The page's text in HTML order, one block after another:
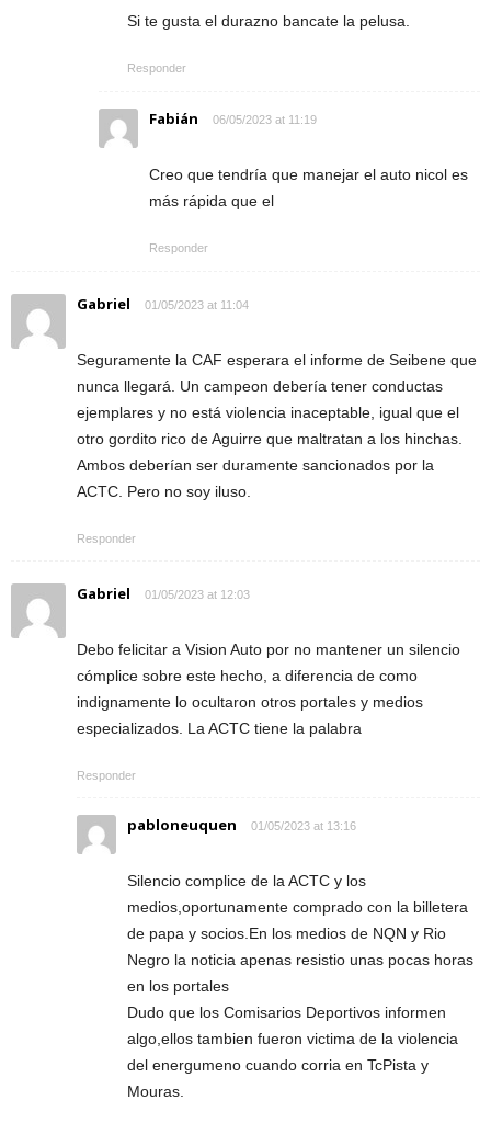
Si te gusta el durazno bancate la pelusa.
Responder
Fabián 06/05/2023 at 11:19
Creo que tendría que manejar el auto nicol es
más rápida que el
Responder
Gabriel 01/05/2023 at 11:04
Seguramente la CAF esperara el informe de Seibene que
nunca llegará. Un campeon debería tener conductas
ejemplares y no está violencia inaceptable, igual que el
otro gordito rico de Aguirre que maltratan a los hinchas.
Ambos deberían ser duramente sancionados por la
ACTC. Pero no soy iluso.
Responder
Gabriel 01/05/2023 at 12:03
Debo felicitar a Vision Auto por no mantener un silencio
cómplice sobre este hecho, a diferencia de como
indignamente lo ocultaron otros portales y medios
especializados. La ACTC tiene la palabra
Responder
pabloneuquen 01/05/2023 at 13:16
Silencio complice de la ACTC y los
medios,oportunamente comprado con la billetera
de papa y socios.En los medios de NQN y Rio
Negro la noticia apenas resistio unas pocas horas
en los portales
Dudo que los Comisarios Deportivos informen
algo,ellos tambien fueron victima de la violencia
del energumeno cuando corria en TcPista y
Mouras.